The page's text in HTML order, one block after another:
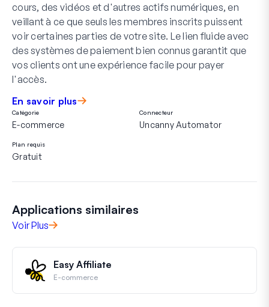
cours, des vidéos et d'autres actifs numériques, en
veillant à ce que seuls les membres inscrits puissent
voir certaines parties de votre site. Le lien fluide avec
des systèmes de paiement bien connus garantit que
vos clients ont une expérience facile pour payer
l'accès.
En savoir plus
Catégorie
E-commerce
Connecteur
Uncanny Automator
Plan requis
Gratuit
Applications similaires
Voir Plus
Easy Affiliate
E-commerce